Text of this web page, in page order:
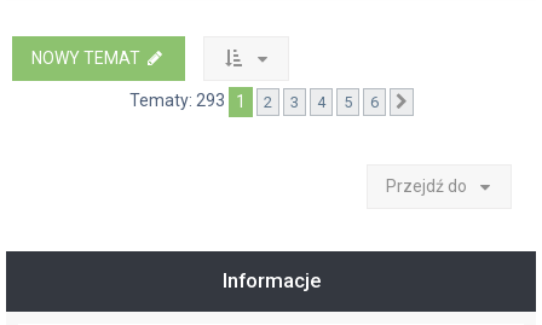
NOWY TEMAT
Tematy: 293 1 2 3 4 5 6
Przejdź do
Informacje